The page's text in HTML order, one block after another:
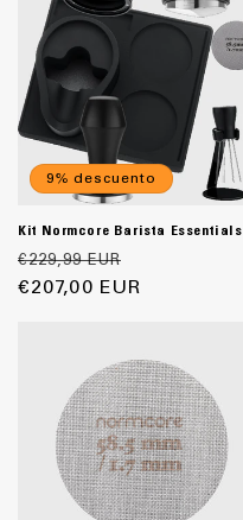
9% descuento
Kit Normcore Barista Essentials
Precio
habitual
€229,99 EUR
de
€207,00 EUR